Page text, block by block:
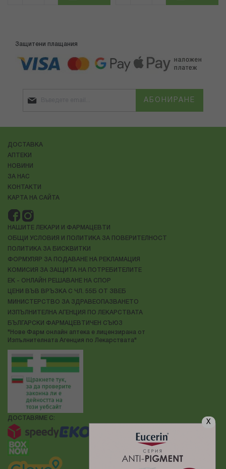
X
Защитени плащания
АБОНИРАНЕ
ДОСТАВКА
АПТЕКИ
НОВИНИ
ЗА НАС
КОНТАКТИ
КАРТА НА САЙТА
НАШИТЕ ЛЕКАРИ И ФАРМАЦЕВТИ
ОБЩИ УСЛОВИЯ И ПОЛИТИКА ЗА ПОВЕРИТЕЛНОСТ
ПОЛИТИКА ЗА БИСКВИТКИ
ФОРМУЛЯР ЗА ПОДАВАНЕ НА РЕКЛАМАЦИЯ
КОМИСИЯ ЗА ЗАЩИТА НА ПОТРЕБИТЕЛИТЕ
ЕК - ОНЛАЙН РЕШАВАНЕ НА СПОР
ЦЕНИ ВЪВ ВРЪЗКА С ЧЛ. 55Б ОТ ЗВЕБ
МИНИСТЕРСТВО ЗА ЗДРАВЕОПАЗВАНЕТО
ИЗПЪЛНИТЕЛНА АГЕНЦИЯ ПО ЛЕКАРСТВАТА
БЪЛГАРСКИ ФАРМАЦЕВТИЧЕН СЪЮЗ
"Нове Фарм онлайн аптека е лицензирана от
Изпълнителната Агенция по Лекарствата"
ДОСТАВЯМЕ С: